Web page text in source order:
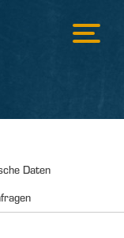
Daten